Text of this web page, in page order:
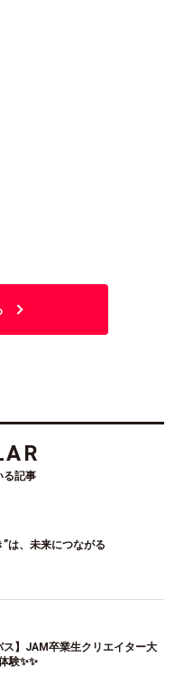
る記事
”は、未来につながる
ス】JAM卒業生クリエイター大
験✨✨